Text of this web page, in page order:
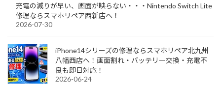
充電の減りが早い、画面が映らない・・・Nintendo Switch Lite
修理ならスマホリペア西新店へ！
2026-07-30
iPhone14シリーズの修理ならスマホリペア北九州
八幡西店へ！画面割れ・バッテリー交換・充電不
良も即日対応！
2026-06-24